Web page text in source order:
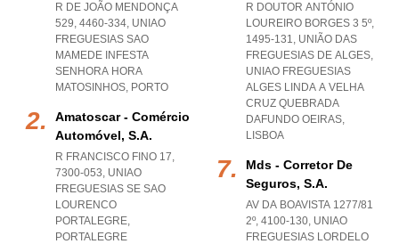
R DE JOÃO MENDONÇA
529, 4460-334, UNIAO
FREGUESIAS SAO
MAMEDE INFESTA
SENHORA HORA
MATOSINHOS, PORTO
Amatoscar - Comércio
Automóvel, S.a.
R FRANCISCO FINO 17,
7300-053, UNIAO
FREGUESIAS SE SAO
LOURENCO
PORTALEGRE,
PORTALEGRE
R DOUTOR ANTÓNIO
LOUREIRO BORGES 3 5º,
1495-131, UNIÃO DAS
FREGUESIAS DE ALGES,
UNIAO FREGUESIAS
ALGES LINDA A VELHA
CRUZ QUEBRADA
DAFUNDO OEIRAS,
LISBOA
Mds - Corretor De
Seguros, S.a.
AV DA BOAVISTA 1277/81
2º, 4100-130, UNIAO
FREGUESIAS LORDELO